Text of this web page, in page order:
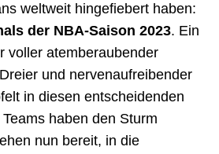
weltweit hingefiebert haben:
der NBA-Saison 2023. Ein
voller atemberaubender
und nervenaufreibender
in diesen entscheidenden
haben den Sturm
nun bereit, in die